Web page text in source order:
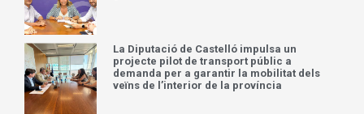
La Diputació de Castelló impulsa un
projecte pilot de transport públic a
demanda per a garantir la mobilitat dels
veïns de l’interior de la província